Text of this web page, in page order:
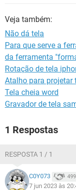
Veja também:
Não dá tela
Para que serve a
da ferramenta
Rotação de tela
Atalho para projetar
Tela cheia word
Gravador de tela
1 Respostas
RESPOSTA 1 / 1
C0Y073 499
7 jun 2023 às